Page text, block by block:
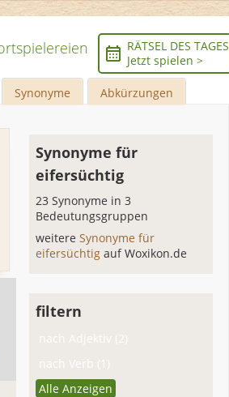
RÄTSEL DES TAGES
Jetzt spielen >
Synonyme Abkürzungen
Synonyme für
eifersüchtig
23 Synonyme in 3
Bedeutungsgruppen
weitereSynonyme für
eifersüchtigauf Woxikon.de
filtern
nach Adjektiv (2)
nach Verb (1)
Alle Anzeigen